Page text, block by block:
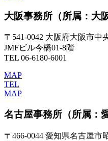
大阪事務所 （所属：大
〒541-0042 大阪府大阪市中
JMFビル今橋01-8階
TEL 06-6180-6001
MAP
TEL
MAP
名古屋事務所 （所属：
〒466-0044 愛知県名古屋市